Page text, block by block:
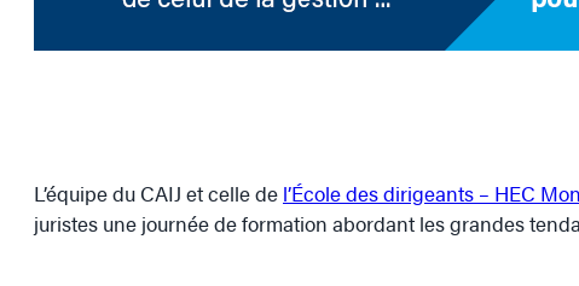
L’équipe du CAIJ et celle de l’École des dirigeants – HEC
juristes une journée de formation abordant les grandes